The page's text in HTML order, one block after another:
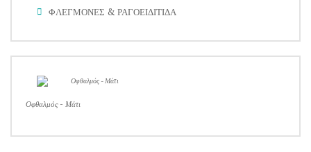
ΦΛΕΓΜΟΝΕΣ & ΡΑΓΟΕΙΔΙΤΙΔΑ
Οφθαλμός - Μάτι